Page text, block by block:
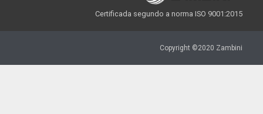
Certificada segundo a norma ISO 9001:2015
Copyright ©2020 Zambini